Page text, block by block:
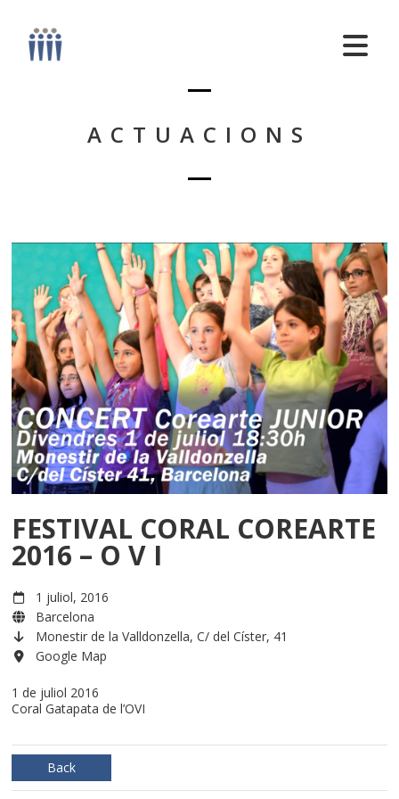
ACTUACIONS
FESTIVAL CORAL COREARTE
2016 – O V I
1 juliol, 2016
Barcelona
Monestir de la Valldonzella, C/ del Císter, 41
Google Map
1 de juliol 2016
Coral Gatapata de l’OVI
Back